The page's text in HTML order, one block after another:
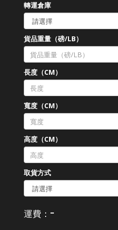
轉運倉庫
貨品重量（磅/LB）
長度（CM）
寬度（CM）
高度（CM）
取貨方式
運費： -